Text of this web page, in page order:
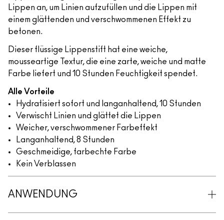
Lippen an, um Linien aufzufüllen und die Lippen mit
einem glättenden und verschwommenen Effekt zu
betonen.
Dieser flüssige Lippenstift hat eine weiche,
mousseartige Textur, die eine zarte, weiche und matte
Farbe liefert und 10 Stunden Feuchtigkeit spendet.
Alle Vorteile
Hydratisiert sofort und langanhaltend, 10 Stunden
Verwischt Linien und glättet die Lippen
Weicher, verschwommener Farbeffekt
Langanhaltend, 8 Stunden
Geschmeidige, farbechte Farbe
Kein Verblassen
ANWENDUNG